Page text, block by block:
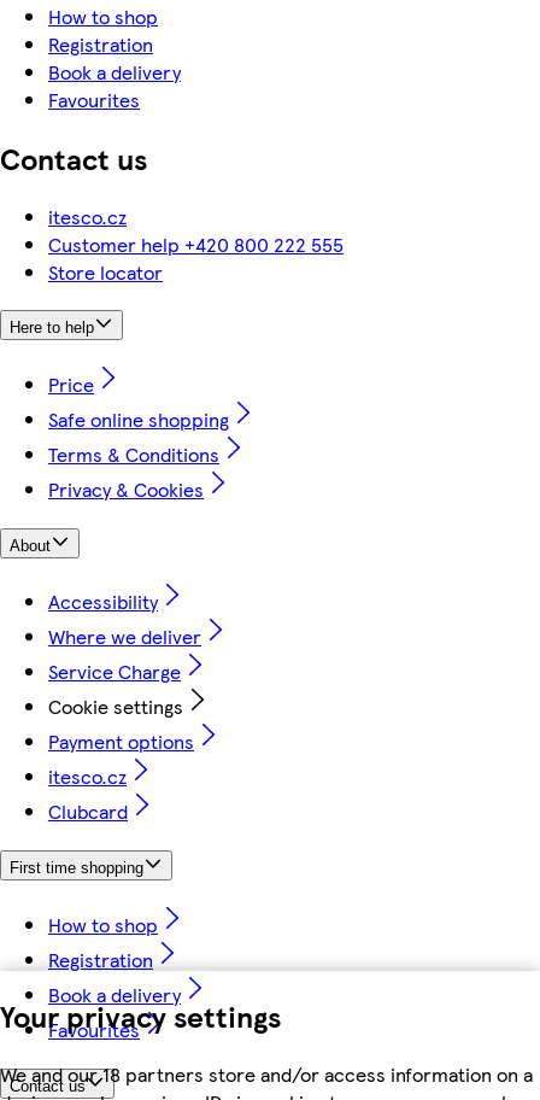
Your privacy settings
We and our 18 partners store and/or access information on a
How to shop
Registration
Book a delivery
Favourites
Contact us
itesco.cz
Customer help +420 800 222 555
Store locator
Here to help
Price
Safe online shopping
Terms & Conditions
Privacy & Cookies
About
Accessibility
Where we deliver
Service Charge
Cookie settings
Payment options
itesco.cz
Clubcard
First time shopping
How to shop
Registration
Book a delivery
Favourites
Contact us